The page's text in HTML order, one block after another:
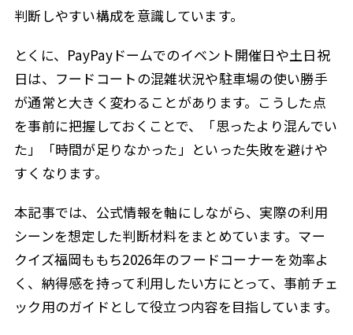
判断しやすい構成を意識しています。
とくに、PayPayドームでのイベント開催日や土日祝
日は、フードコートの混雑状況や駐車場の使い勝手
が通常と大きく変わることがあります。こうした点
を事前に把握しておくことで、「思ったより混んでい
た」「時間が足りなかった」といった失敗を避けや
すくなります。
本記事では、公式情報を軸にしながら、実際の利用
シーンを想定した判断材料をまとめています。マー
クイズ福岡ももち2026年のフードコーナーを効率よ
く、納得感を持って利用したい方にとって、事前チェ
ック用のガイドとして役立つ内容を目指しています。